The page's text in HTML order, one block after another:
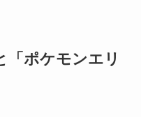
「ポケモンエリ